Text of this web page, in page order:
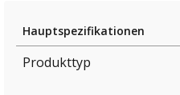
Hauptspezifikationen
Produkttyp